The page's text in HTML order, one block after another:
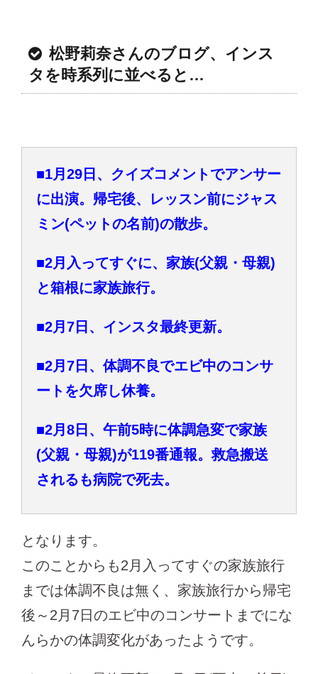
松野莉奈さんのブログ、インス
タを時系列に並べると…
■1月29日、クイズコメントでアンサー
に出演。帰宅後、レッスン前にジャス
ミン(ペットの名前)の散歩。
■2月入ってすぐに、家族(父親・母親)
と箱根に家族旅行。
■2月7日、インスタ最終更新。
■2月7日、体調不良でエビ中のコンサ
ートを欠席し休養。
■2月8日、午前5時に体調急変で家族
(父親・母親)が119番通報。救急搬送
されるも病院で死去。
となります。
このことからも2月入ってすぐの家族旅行
までは体調不良は無く、家族旅行から帰宅
後～2月7日のエビ中のコンサートまでにな
んらかの体調変化があったようです。